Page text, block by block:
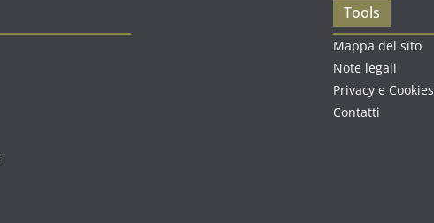
Tools
Mappa del sito
Note legali
Privacy e Cookies
Contatti